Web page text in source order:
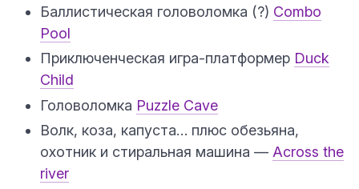
Баллистическая головоломка (?) Combo
Pool
Приключенческая игра-платформер Duck
Child
Головоломка Puzzle Cave
Волк, коза, капуста… плюс обезьяна,
охотник и стиральная машина — Across the
river